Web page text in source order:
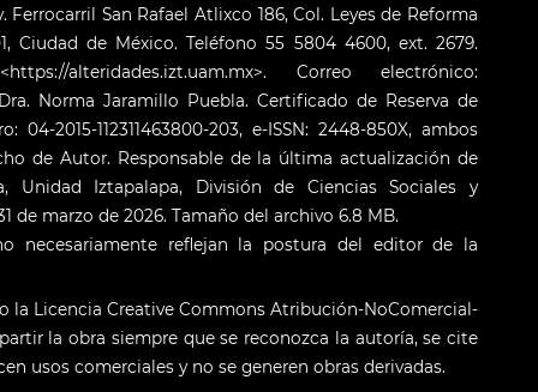
Ferrocarril San Rafael Atlixco 186, Col. Leyes de Reforma
Ciudad de México. Teléfono 55 5804 4600, ext. 2679.
alteridades.izt.uam.mx>. Correo electrónico:
Norma Jaramillo Puebla. Certificado de Reserva de
2015-112311463800-203, e-ISSN: 2448-850X, ambos
de Autor. Responsable de la última actualización de
Unidad Iztapalapa, División de Ciencias Sociales y
de marzo de 2026. Tamaño del archivo 6.8 MB.
necesariamente reflejan la postura del editor de la
la Licencia Creative Commons Atribución-NoComercial-
la obra siempre que se reconozca la autoría, se cite
usos comerciales y no se generen obras derivadas.